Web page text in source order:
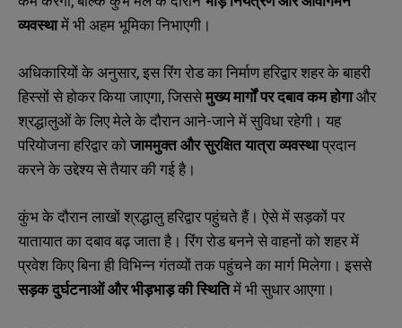
व्यवस्थामें भी अहम भूमिका निभाएगी।
अधिकारियों के अनुसार, इस रिंग रोड का निर्माण हरिद्वार शहर के बाहरी
हिस्सों से होकर किया जाएगा, जिससेमुख्य मार्गों पर दबाव कम होगाऔर
श्रद्धालुओं के लिए मेले के दौरान आने-जाने में सुविधा रहेगी। यह
परियोजना हरिद्वार कोजाममुक्त और सुरक्षित यात्रा व्यवस्थाप्रदान
करने के उद्देश्य से तैयार की गई है।
कुंभ के दौरान लाखों श्रद्धालु हरिद्वार पहुंचते हैं। ऐसे में सड़कों पर
यातायात का दबाव बढ़ जाता है। रिंग रोड बनने से वाहनों को शहर में
प्रवेश किए बिना ही विभिन्न गंतव्यों तक पहुंचने का मार्ग मिलेगा। इससे
सड़क दुर्घटनाओं और भीड़भाड़ की स्थितिमें भी सुधार आएगा।